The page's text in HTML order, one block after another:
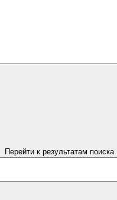
Перейти к результатам поиска